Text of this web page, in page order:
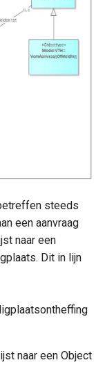
steeds
een aanvraag
naar een
Dit in lijn
naar een Object